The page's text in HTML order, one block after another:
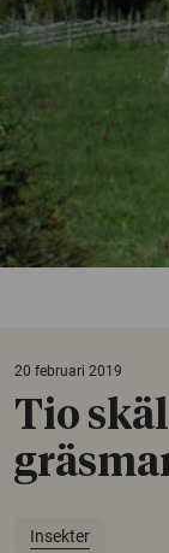
20 februari 2019
Tio
Insekter